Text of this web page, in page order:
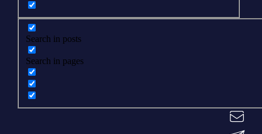
Search in posts
Search in pages